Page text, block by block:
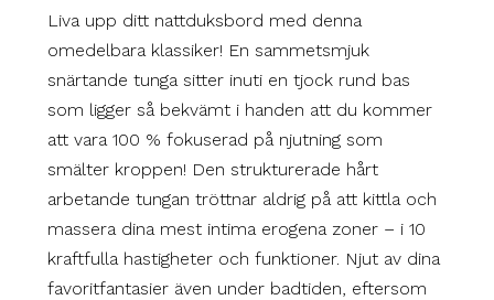
Liva upp ditt nattduksbord med denna
omedelbara klassiker! En sammetsmjuk
snärtande tunga sitter inuti en tjock rund bas
som ligger så bekvämt i handen att du kommer
att vara 100 % fokuserad på njutning som
smälter kroppen! Den strukturerade hårt
arbetande tungan tröttnar aldrig på att kittla och
massera dina mest intima erogena zoner – i 10
kraftfulla hastigheter och funktioner. Njut av dina
favoritfantasier även under badtiden, eftersom